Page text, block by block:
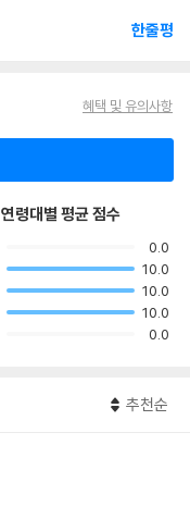
한줄평
혜택 및 유의사항
연령대별 평균 점수
0.0
10.0
10.0
10.0
0.0
추천순